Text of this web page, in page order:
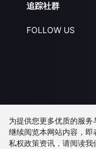
追踪社群
FOLLOW US
下载 APP
为提供您更多优质的服
继续阅览本网站内容，
私权政策资讯，请阅读我